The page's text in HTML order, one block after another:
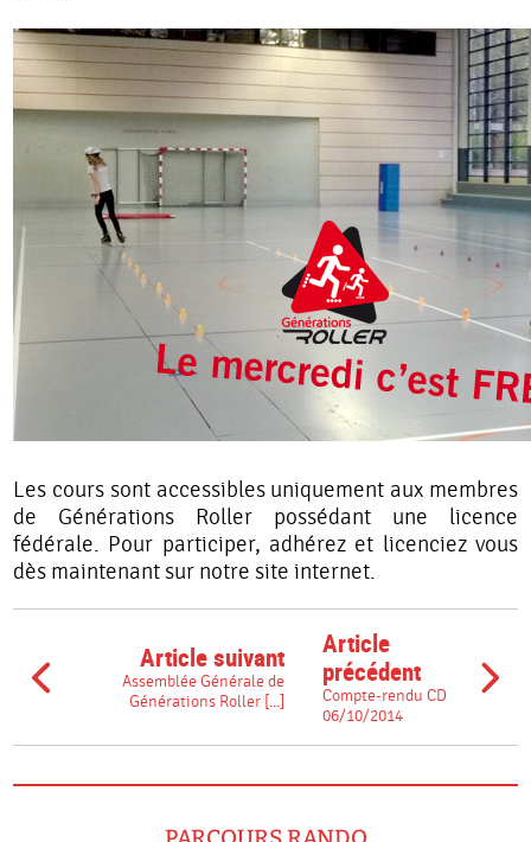
Les cours sont accessibles uniquement aux membres
de Générations Roller possédant une licence
fédérale. Pour participer, adhérez et licenciez vous
dès maintenant sur notre site internet.
Article suivant
Assemblée Générale de
Générations Roller [...]
Article
précédent
Compte-rendu CD
06/10/2014